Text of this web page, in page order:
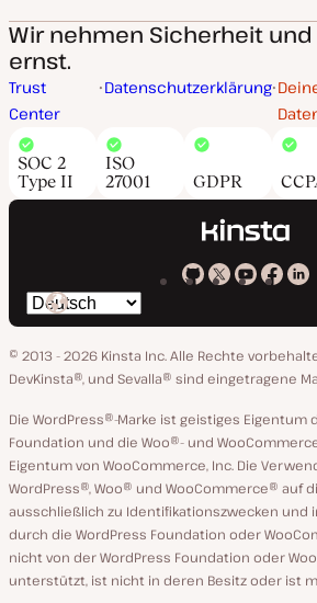
Wir nehmen Sicherheit
ernst.
Trust
Center
Datenschutzerklärung
SOC 2
Type II
ISO
27001
GDPR
Kinsta
GitHub
Kinsta
X
Kinsta
YouTube
Kinsta
Spräche
ändern
© 2013 - 2026 Kinsta Inc. Alle Rechte
DevKinsta®, und Sevalla® sind eingetragene
Die WordPress®-Marke ist geistiges Eigentum
Foundation und die Woo®- und
Eigentum von WooCommerce, Inc. Die
WordPress®, Woo® und WooCommerce® auf
ausschließlich zu Identifikationszwecken und
durch die WordPress Foundation oder
nicht von der WordPress Foundation oder
unterstützt, ist nicht in deren Besitz oder ist